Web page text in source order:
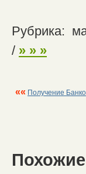
Рубрика:
/ » » »
«« Получение